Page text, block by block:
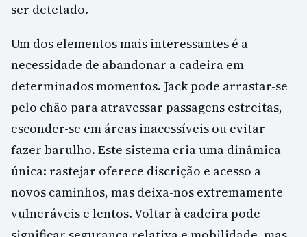
ser detetado.
Um dos elementos mais interessantes é a
necessidade de abandonar a cadeira em
determinados momentos. Jack pode arrastar-se
pelo chão para atravessar passagens estreitas,
esconder-se em áreas inacessíveis ou evitar
fazer barulho. Este sistema cria uma dinâmica
única: rastejar oferece discrição e acesso a
novos caminhos, mas deixa-nos extremamente
vulneráveis e lentos. Voltar à cadeira pode